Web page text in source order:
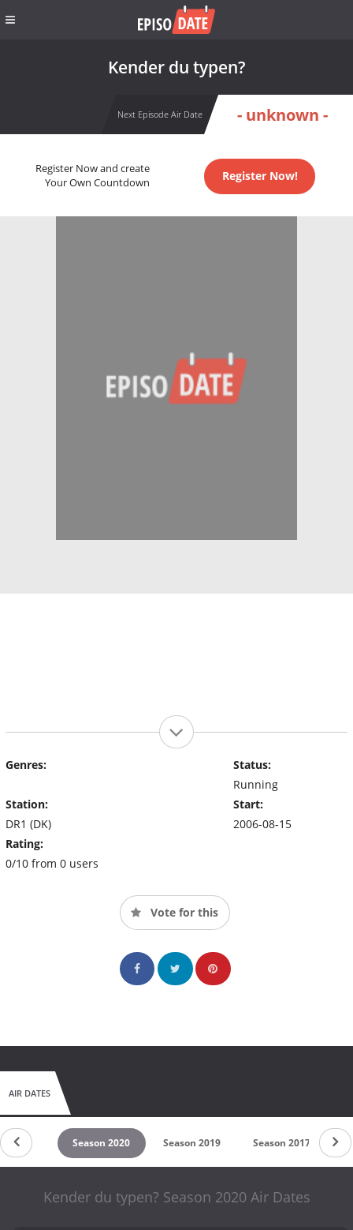
Kender du typen?
Next Episode Air Date - unknown -
Register Now and create
Your Own Countdown
Register Now!
Genres:
Station:
DR1 (DK)
Rating:
0/10 from 0 users
Status:
Running
Start:
2006-08-15
Vote for this
AIR DATES
2021 Season 2020 Season 2019 Season 2017
Kender du typen? Season 2020 Air Dates